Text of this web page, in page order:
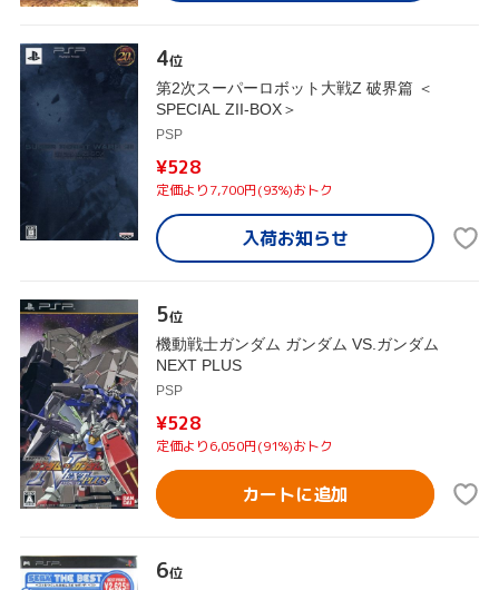
4位
第2次スーパーロボット大戦Z 破界篇 ＜
SPECIAL ZII-BOX＞
PSP
¥528
定価より7,700円(93%)おトク
入荷お知らせ
5位
機動戦士ガンダム ガンダム VS.ガンダム
NEXT PLUS
PSP
¥528
定価より6,050円(91%)おトク
カートに追加
6位